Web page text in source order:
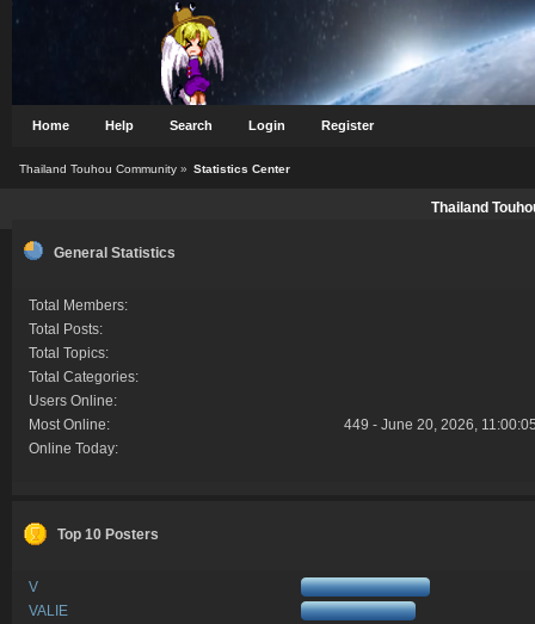
Home Help Search Login Register
Thailand Touhou Community» Statistics Center
Thailand
General Statistics
Total Members:
Total Posts:
Total Topics:
Total Categories:
Users Online:
Most Online:
449 - June 20, 2026,
Online Today:
Top 10 Posters
V
VALIE